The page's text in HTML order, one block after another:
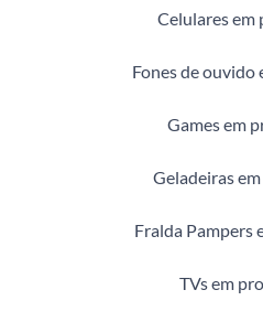
Celulares em
Fones de ouvido
Games em
Geladeiras
Fralda Pampers
TVs em